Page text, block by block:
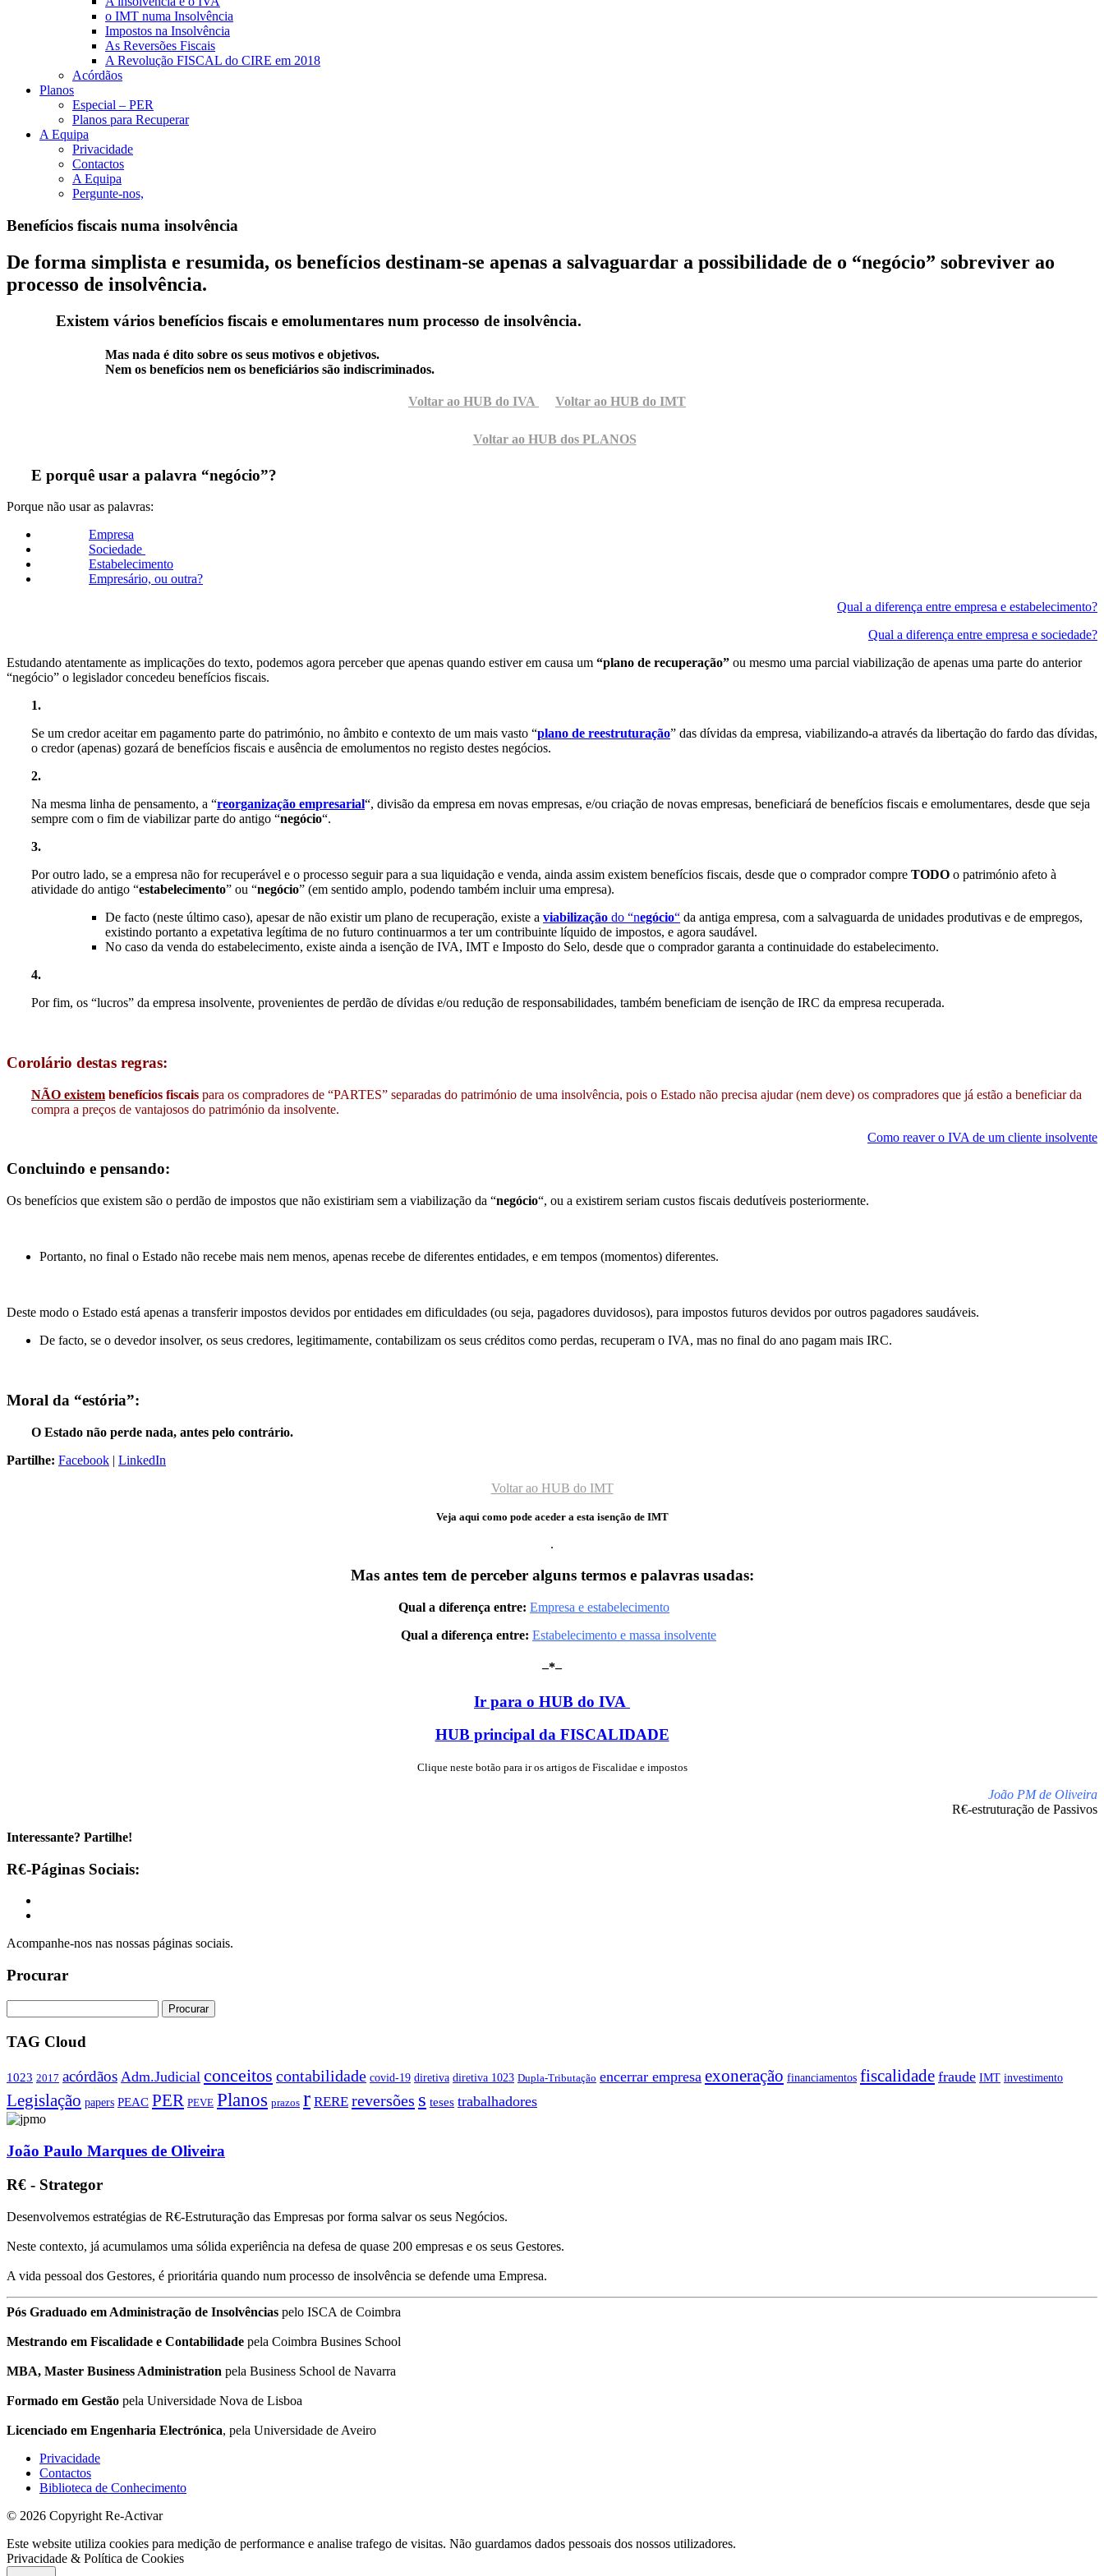
o IMT numa Insolvência
Impostos na Insolvência
As Reversões Fiscais
A Revolução FISCAL do CIRE em 2018
Acórdãos
Planos
Especial – PER
Planos para Recuperar
A Equipa
Privacidade
Contactos
A Equipa
Pergunte-nos,
Benefícios fiscais numa insolvência
De forma simplista e resumida, os benefícios destinam-se apenas a salvaguardar a possibilidade de o “negócio” sobreviver ao
processo de insolvência.
Existem vários benefícios fiscais e emolumentares num processo de insolvência.
Mas nada é dito sobre os seus motivos e objetivos.
Nem os benefícios nem os beneficiários são indiscriminados.
Voltar ao HUB do IVA Voltar ao HUB do IMT
Voltar ao HUB dos PLANOS
E porquê usar a palavra “negócio”?
Porque não usar as palavras:
Empresa
Sociedade
Estabelecimento
Empresário, ou outra?
Qual a diferença entre empresa e estabelecimento?
Qual a diferença entre empresa e sociedade?
Estudando atentamente as implicações do texto, podemos agora perceber que apenas quando estiver em causa um “plano de recuperação” ou mesmo uma parcial viabilização de apenas uma parte do anterior
“negócio” o legislador concedeu benefícios fiscais.
1.
Se um credor aceitar em pagamento parte do património, no âmbito e contexto de um mais vasto “plano de reestruturação” das dívidas da empresa, viabilizando-a através da libertação do fardo das dívidas,
o credor (apenas) gozará de benefícios fiscais e ausência de emolumentos no registo destes negócios.
2.
Na mesma linha de pensamento, a “reorganização empresarial“, divisão da empresa em novas empresas, e/ou criação de novas empresas, beneficiará de benefícios fiscais e emolumentares, desde que seja
sempre com o fim de viabilizar parte do antigo “negócio“.
3.
Por outro lado, se a empresa não for recuperável e o processo seguir para a sua liquidação e venda, ainda assim existem benefícios fiscais, desde que o comprador compre TODO o património afeto à
atividade do antigo “estabelecimento” ou “negócio” (em sentido amplo, podendo também incluir uma empresa).
De facto (neste último caso), apesar de não existir um plano de recuperação, existe a viabilização do “negócio“ da antiga empresa, com a salvaguarda de unidades produtivas e de empregos,
existindo portanto a expetativa legítima de no futuro continuarmos a ter um contribuinte líquido de impostos, e agora saudável.
No caso da venda do estabelecimento, existe ainda a isenção de IVA, IMT e Imposto do Selo, desde que o comprador garanta a continuidade do estabelecimento.
4.
Por fim, os “lucros” da empresa insolvente, provenientes de perdão de dívidas e/ou redução de responsabilidades, também beneficiam de isenção de IRC da empresa recuperada.
Corolário destas regras:
NÃO existem benefícios fiscais para os compradores de “PARTES” separadas do património de uma insolvência, pois o Estado não precisa ajudar (nem deve) os compradores que já estão a beneficiar da
compra a preços de vantajosos do património da insolvente.
Como reaver o IVA de um cliente insolvente
Concluindo e pensando:
Os benefícios que existem são o perdão de impostos que não existiriam sem a viabilização da “negócio“, ou a existirem seriam custos fiscais dedutíveis posteriormente.
Portanto, no final o Estado não recebe mais nem menos, apenas recebe de diferentes entidades, e em tempos (momentos) diferentes.
Deste modo o Estado está apenas a transferir impostos devidos por entidades em dificuldades (ou seja, pagadores duvidosos), para impostos futuros devidos por outros pagadores saudáveis.
De facto, se o devedor insolver, os seus credores, legitimamente, contabilizam os seus créditos como perdas, recuperam o IVA, mas no final do ano pagam mais IRC.
Moral da “estória”:
O Estado não perde nada, antes pelo contrário.
Partilhe: Facebook | LinkedIn
Voltar ao HUB do IMT
Veja aqui como pode aceder a esta isenção de IMT
.
Mas antes tem de perceber alguns termos e palavras usadas:
Qual a diferença entre: Empresa e estabelecimento
Qual a diferença entre: Estabelecimento e massa insolvente
–*–
Ir para o HUB do IVA
HUB principal da FISCALIDADE
Clique neste botão para ir os artigos de Fiscalidae e impostos
João PM de Oliveira
R€-estruturação de Passivos
Interessante? Partilhe!
R€-Páginas Sociais:
Acompanhe-nos nas nossas páginas sociais.
Procurar
TAG Cloud
1023 2017 acórdãos Adm.Judicial conceitos contabilidade covid-19 diretiva diretiva 1023 Dupla-Tributação encerrar empresa exoneração financiamentos fiscalidade fraude IMT investimento
Legislação papers PEAC PER PEVE Planos prazos r RERE reversões s teses trabalhadores
João Paulo Marques de Oliveira
R€ - Strategor
Desenvolvemos estratégias de R€-Estruturação das Empresas por forma salvar os seus Negócios.
Neste contexto, já acumulamos uma sólida experiência na defesa de quase 200 empresas e os seus Gestores.
A vida pessoal dos Gestores, é prioritária quando num processo de insolvência se defende uma Empresa.
Pós Graduado em Administração de Insolvências pelo ISCA de Coimbra
Mestrando em Fiscalidade e Contabilidade pela Coimbra Busines School
MBA, Master Business Administration pela Business School de Navarra
Formado em Gestão pela Universidade Nova de Lisboa
Licenciado em Engenharia Electrónica, pela Universidade de Aveiro
Privacidade
Contactos
Biblioteca de Conhecimento
© 2026 Copyright Re-Activar
Este website utiliza cookies para medição de performance e analise trafego de visitas. Não guardamos dados pessoais dos nossos utilizadores.
Privacidade & Política de Cookies